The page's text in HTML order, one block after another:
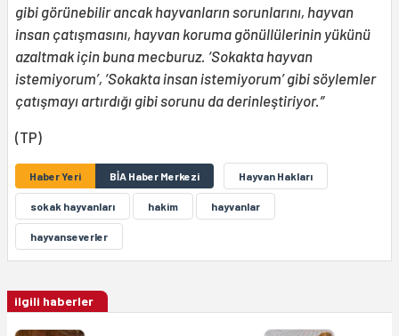
gibi görünebilir ancak hayvanların sorunlarını, hayvan
insan çatışmasını, hayvan koruma gönüllülerinin yükünü
azaltmak için buna mecburuz. ‘Sokakta hayvan
istemiyorum’, ‘Sokakta insan istemiyorum’ gibi söylemler
çatışmayı artırdığı gibi sorunu da derinleştiriyor.”
(TP)
Haber Yeri BİA Haber Merkezi Hayvan Hakları
sokak hayvanları hakim hayvanlar
hayvanseverler
ilgili haberler